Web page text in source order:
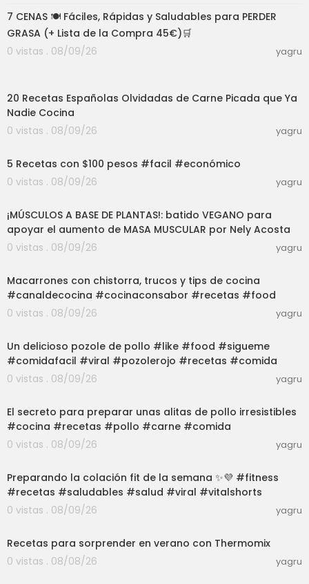
ecetasfaciles/
FACEBOOKhttps://www.facebook.com/annare
cetasfaciles/
TWITTER
TIK TOKhttps://vm.tiktok.com/ZMejmtntF/
ODYSEE
etasfaciles:b
Visita MI BLOG ANNA RECESTAS FÁCILES
http://ww
7 CENAS 🍽️ Fáciles, Rápidas y Saludables para PERDER
GRASA (+ Lista de la Compra 45€)🛒
0 vistas . 08/09/26
yagru
20 Recetas Españolas Olvidadas de Carne Picada que Ya
Nadie Cocina
0 vistas . 08/09/26
yagru
5 Recetas con $100 pesos #facil #económico
0 vistas . 08/09/26
yagru
¡MÚSCULOS A BASE DE PLANTAS!: batido VEGANO para
apoyar el aumento de MASA MUSCULAR por Nely Acosta
0 vistas . 08/09/26
yagru
Macarrones con chistorra, trucos y tips de cocina
#canaldecocina #cocinaconsabor #recetas #food
0 vistas . 08/09/26
yagru
Un delicioso pozole de pollo #like #food #sigueme
#comidafacil #viral #pozolerojo #recetas #comida
0 vistas . 08/09/26
yagru
El secreto para preparar unas alitas de pollo irresistibles
#cocina #recetas #pollo #carne #comida
0 vistas . 08/09/26
yagru
Preparando la colación fit de la semana ✨💜 #fitness
#recetas #saludables #salud #viral #vitalshorts
0 vistas . 08/09/26
yagru
Recetas para sorprender en verano con Thermomix
0 vistas . 08/08/26
yagru